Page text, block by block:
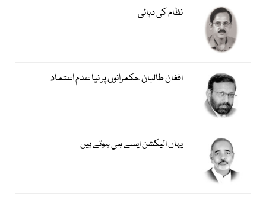
نظام کی دہائی
افغان طالبان حکمرانوں پر نیا عدم اعتماد
یہاں الیکشن ایسے ہی ہوتے ہیں